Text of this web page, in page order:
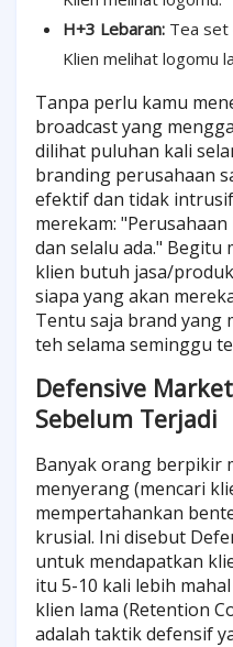
H+3 Lebaran: Tea set
Klien melihat logomu
Tanpa perlu kamu
broadcast yang
dilihat puluhan kali
branding perusahaan
efektif dan tidak
merekam:
dan selalu ada." Begitu
klien butuh jasa/
siapa yang akan
Tentu saja brand yang
teh selama seminggu
Defensive
Sebelum Terjadi
Banyak orang berpikir
menyerang (mencari
mempertahankan
krusial. Ini disebut
untuk mendapatkan
itu 5-10 kali lebih
klien lama (Retention
adalah taktik defensif